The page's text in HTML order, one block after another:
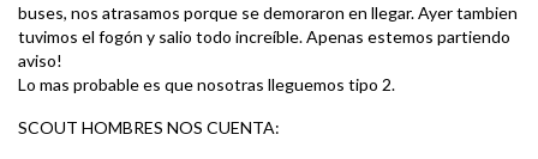
buses, nos atrasamos porque se demoraron en llegar. Ayer tambien
tuvimos el fogón y salio todo increíble. Apenas estemos partiendo
aviso!
Lo mas probable es que nosotras lleguemos tipo 2.
SCOUT HOMBRES NOS CUENTA: